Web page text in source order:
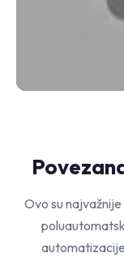
Ovo su